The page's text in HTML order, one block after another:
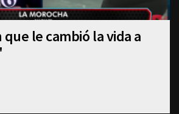
que le cambió la vida a